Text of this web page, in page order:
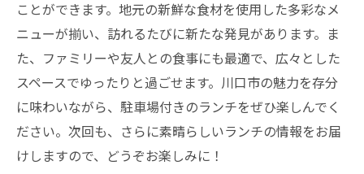
ことができます。地元の新鮮な食材を使用した多彩なメ
ニューが揃い、訪れるたびに新たな発見があります。ま
た、ファミリーや友人との食事にも最適で、広々とした
スペースでゆったりと過ごせます。川口市の魅力を存分
に味わいながら、駐車場付きのランチをぜひ楽しんでく
ださい。次回も、さらに素晴らしいランチの情報をお届
けしますので、どうぞお楽しみに！